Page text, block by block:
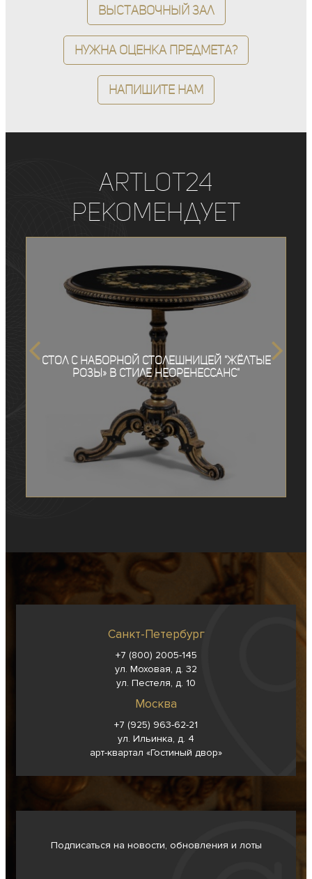
Выставочный зал
Нужна оценка предмета?
Напишите нам
ArtLot24
рекомендует
Стол с наборной столешницей "Жёлтые
розы» в стиле неоренессанс"
Санкт-Петербург
+7 (800) 2005-145
ул. Моховая, д. 32
ул. Пестеля, д. 10
Москва
+7 (925) 963-62-21
ул. Ильинка, д. 4
арт-квартал «Гостиный двор»
Подписаться на новости, обновления и лоты